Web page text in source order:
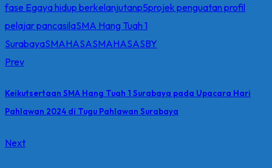
fase Egaya hidup berkelanjutanp5projek penguatan profil
pelajar pancasilaSMA Hang Tuah 1
SurabayaSMAHASASMAHASASBY
Prev
Keikutsertaan SMA Hang Tuah 1 Surabaya pada Upacara Hari
Pahlawan 2024 di Tugu Pahlawan Surabaya
Next